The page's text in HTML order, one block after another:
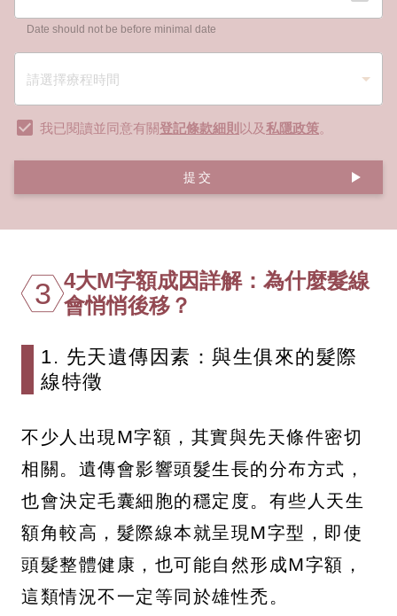
Date should not be before minimal date
我已閱讀並同意有關登記條款細則 以及私隱政策。
提交
3 4大M字額成因詳解：為什麼髮線
會悄悄後移？
1. 先天遺傳因素：與生俱來的髮際
線特徵
不少人出現M字額，其實與先天條件密切
相關。遺傳會影響頭髮生長的分布方式，
也會決定毛囊細胞的穩定度。有些人天生
額角較高，髮際線本就呈現M字型，即使
頭髮整體健康，也可能自然形成M字額，
這類情況不一定等同於雄性禿。